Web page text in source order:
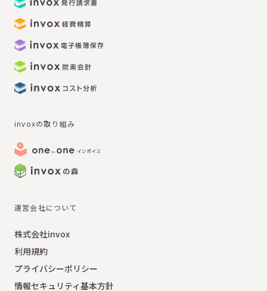
invoxの取り組み
運営会社について
株式会社invox
利用規約
プライバシーポリシー
情報セキュリティ基本方針